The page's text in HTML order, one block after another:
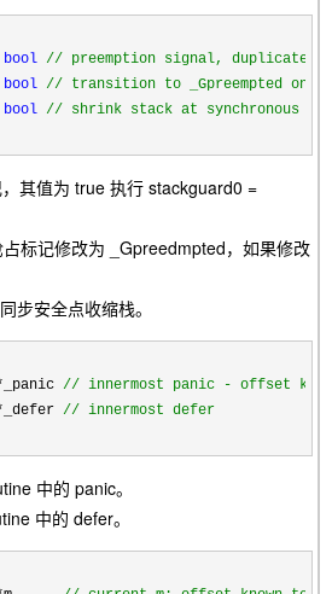
bool // preemption signal, duplicates
bool // transition to _Gpreempted on
bool // shrink stack at synchronous
其值为 true 执行 stackguard0 =
标记修改为 _Gpreedmpted，如果修改
步安全点收缩栈。
// innermost panic - offset
// innermost defer
中的 panic。
中的 defer。